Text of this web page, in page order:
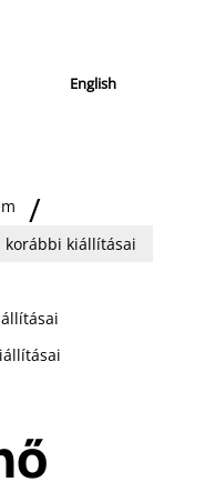
English
korábbi kiállításai